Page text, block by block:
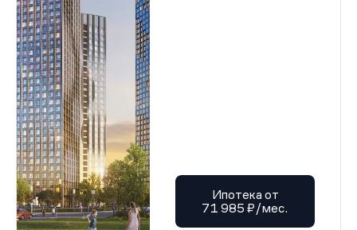
Проектная декларация от 22.01.2026 г.
Проектная декларация от 22.01.2026 г.
Проектная декларация от 22.01.2026 г.
Проектная декларация от 22.01.2026 г.
Проектная декларация от 22.01.2026 г.
Проектная декларация от 22.01.2026 г.
Проектная декларация от 22.01.2026 г.
Проектная декларация от 22.01.2026 г.
Проектная декларация от 22.01.2026 г.
Проектная декларация от 22.01.2026 г.
Проектная декларация от 22.01.2026 г.
Проектная декларация от 22.01.2026 г.
Проектная декларация от 22.01.2026 г.
Проектная декларация от 22.01.2026 г.
Проектная декларация от 22.01.2026 г.
Проектная декларация от 22.01.2026 г.
Проектная декларация от 22.01.2026 г.
Ипотека от
71 985 ₽/мес.